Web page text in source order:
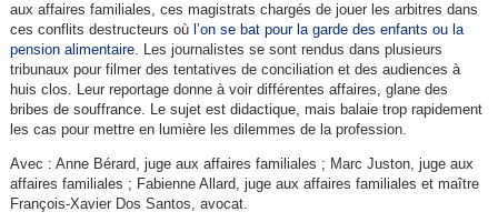
aux affaires familiales, ces magistrats chargés de jouer les arbitres dans
ces conflits destructeurs où l’on se bat pour la garde des enfants ou la
pension alimentaire. Les journalistes se sont rendus dans plusieurs
tribunaux pour filmer des tentatives de conciliation et des audiences à
huis clos. Leur reportage donne à voir différentes affaires, glane des
bribes de souffrance. Le sujet est didactique, mais balaie trop rapidement
les cas pour mettre en lumière les dilemmes de la profession.
Avec : Anne Bérard, juge aux affaires familiales ; Marc Juston, juge aux
affaires familiales ; Fabienne Allard, juge aux affaires familiales et maître
François-Xavier Dos Santos, avocat.